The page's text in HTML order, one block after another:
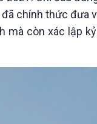
chính thức
mà còn xác lập